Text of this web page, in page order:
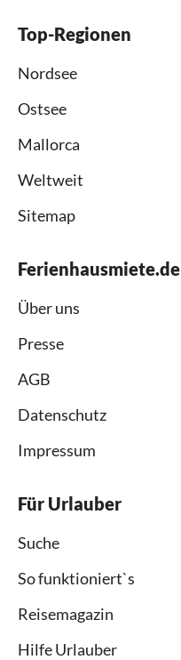
Top-Regionen
Nordsee
Ostsee
Mallorca
Weltweit
Sitemap
Ferienhausmiete.de
Über uns
Presse
AGB
Datenschutz
Impressum
Für Urlauber
Suche
So funktioniert`s
Reisemagazin
Hilfe Urlauber